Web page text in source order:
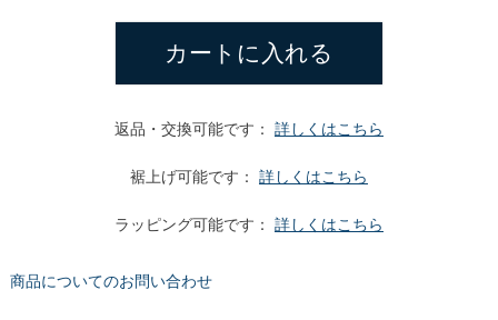
カートに入れる
返品・交換可能です： 詳しくはこちら
裾上げ可能です： 詳しくはこちら
ラッピング可能です： 詳しくはこちら
商品についてのお問い合わせ